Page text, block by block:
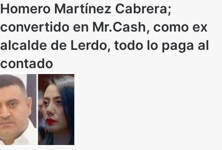
Homero Martínez Cabrera;
convertido en Mr.Cash, como ex
alcalde de Lerdo, todo lo paga al
contado